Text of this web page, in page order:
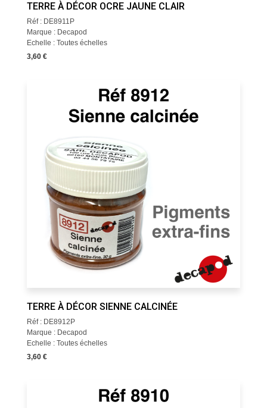
TERRE À DÉCOR OCRE JAUNE CLAIR
Réf : DE8911P
Marque : Decapod
Echelle : Toutes échelles
3,60 €
TERRE À DÉCOR SIENNE CALCINÉE
Réf : DE8912P
Marque : Decapod
Echelle : Toutes échelles
3,60 €